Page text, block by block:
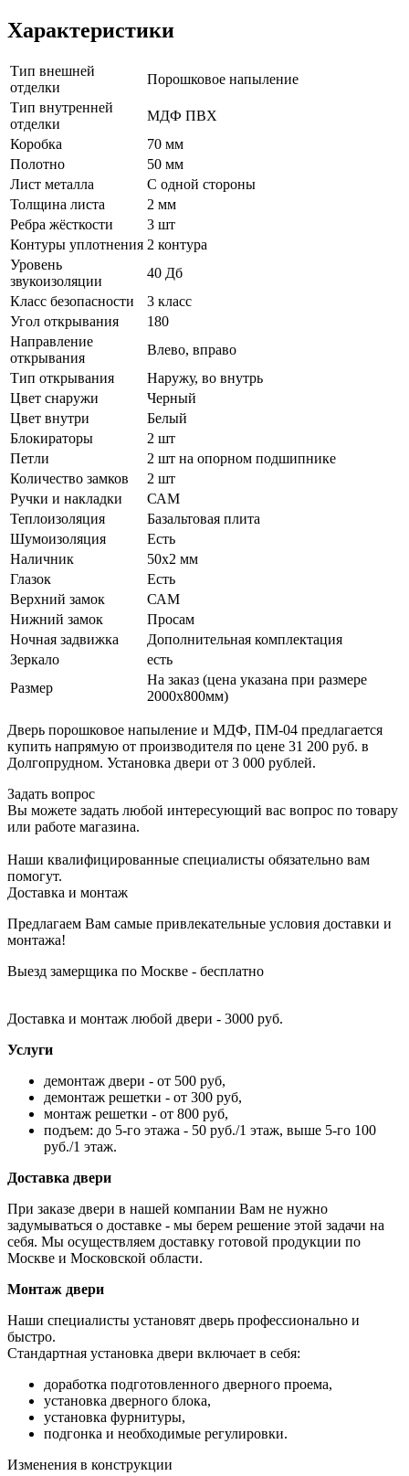
Характеристики
Тип внешней
отделки
Порошковое напыление
Тип внутренней
отделки
МДФ ПВХ
Коробка
70 мм
Полотно
50 мм
Лист металла
С одной стороны
Толщина листа
2 мм
Ребра жёсткости
3 шт
Контуры уплотнения 2 контура
Уровень
звукоизоляции
40 Дб
Класс безопасности
3 класс
Угол открывания
180
Направление
открывания
Влево, вправо
Тип открывания
Наружу, во внутрь
Цвет снаружи
Черный
Цвет внутри
Белый
Блокираторы
2 шт
Петли
2 шт на опорном подшипнике
Количество замков
2 шт
Ручки и накладки
САМ
Теплоизоляция
Базальтовая плита
Шумоизоляция
Есть
Наличник
50х2 мм
Глазок
Есть
Верхний замок
САМ
Нижний замок
Просам
Ночная задвижка
Дополнительная комплектация
Зеркало
есть
Размер
На заказ (цена указана при размере
2000х800мм)
Дверь порошковое напыление и МДФ, ПМ-04 предлагается
купить напрямую от производителя по цене 31 200 руб. в
Долгопрудном. Установка двери от 3 000 рублей.
Задать вопрос
Вы можете задать любой интересующий вас вопрос по товару
или работе магазина.
Наши квалифицированные специалисты обязательно вам
помогут.
Доставка и монтаж
Предлагаем Вам самые привлекательные условия доставки и
монтажа!
Выезд замерщика по Москве - бесплатно
Доставка и монтаж любой двери - 3000 руб.
Услуги
демонтаж двери - от 500 руб,
демонтаж решетки - от 300 руб,
монтаж решетки - от 800 руб,
подъем: до 5-го этажа - 50 руб./1 этаж, выше 5-го 100
руб./1 этаж.
Доставка двери
При заказе двери в нашей компании Вам не нужно
задумываться о доставке - мы берем решение этой задачи на
себя. Мы осуществляем доставку готовой продукции по
Москве и Московской области.
Монтаж двери
Наши специалисты установят дверь профессионально и
быстро.
Стандартная установка двери включает в себя:
доработка подготовленного дверного проема,
установка дверного блока,
установка фурнитуры,
подгонка и необходимые регулировки.
Изменения в конструкции